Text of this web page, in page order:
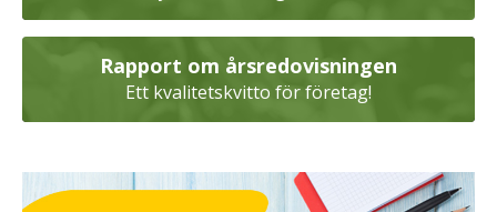
Rapport om årsredovisningen
Ett kvalitetskvitto för företag!